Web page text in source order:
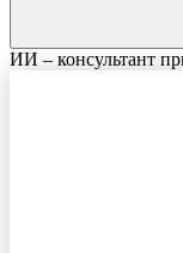
ИИ – консультант